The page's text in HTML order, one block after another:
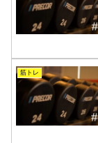
筋トレ